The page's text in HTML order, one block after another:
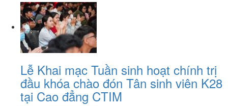
Lễ Khai mạc Tuần sinh hoạt chính trị
đầu khóa chào đón Tân sinh viên K28
tại Cao đẳng CTIM